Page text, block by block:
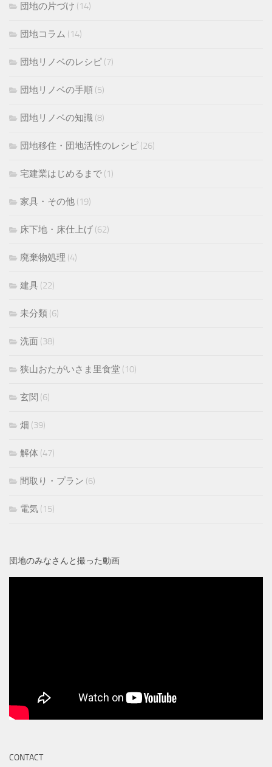
団地の片づけ (14)
団地コラム (14)
団地リノベのレシピ (7)
団地リノベの手順 (5)
団地リノベの知識 (8)
団地移住・団地活性のレシピ (26)
宅建業はじめるまで (1)
家具・その他 (19)
床下地・床仕上げ (62)
廃棄物処理 (4)
建具 (22)
未分類 (6)
洗面 (38)
狭山おたがいさま里食堂 (10)
玄関 (6)
畑 (39)
解体 (47)
間取り・プラン (6)
電気 (15)
団地のみなさんと撮った動画
CONTACT